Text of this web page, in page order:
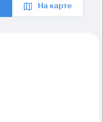
На карте